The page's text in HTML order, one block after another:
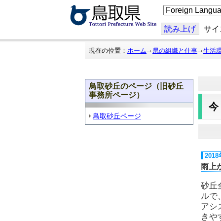
こ
の
ジ
を
翻
読み上げ サ
現在の位置： ホーム 県の組織と仕事 生活
鳥取砂丘のページ（旧砂丘
事務所ページ）
鳥取砂丘ページ
2018
雨上
砂丘
ルで
アシ
きや